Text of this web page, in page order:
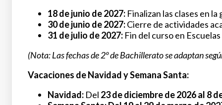
18 de junio de 2027: Finalizan las clases en
30 de junio de 2027:Cierre de actividades
31 de julio de 2027: Fin del curso en
(Nota: Las fechas de 2º de Bachillerato se adaptan
Vacaciones de Navidad y Semana Santa:
Navidad: Del 23 de diciembre de 2026 al 8